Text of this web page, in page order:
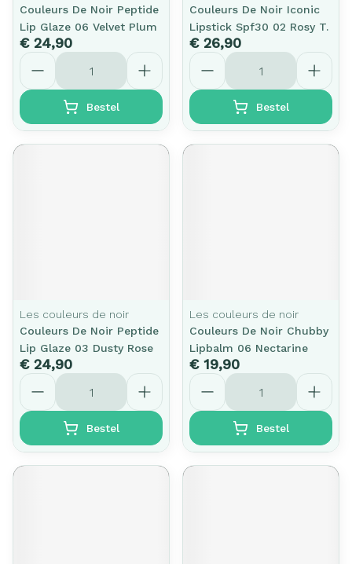
Couleurs De Noir Peptide
Lip Glaze 06 Velvet Plum
€ 24,90
Aantal
Bestel
Couleurs De Noir Iconic
Lipstick Spf30 02 Rosy T.
€ 26,90
Aantal
Bestel
Les couleurs de noir
Couleurs De Noir Peptide
Lip Glaze 03 Dusty Rose
€ 24,90
Aantal
Bestel
Les couleurs de noir
Couleurs De Noir Chubby
Lipbalm 06 Nectarine
€ 19,90
Aantal
Bestel